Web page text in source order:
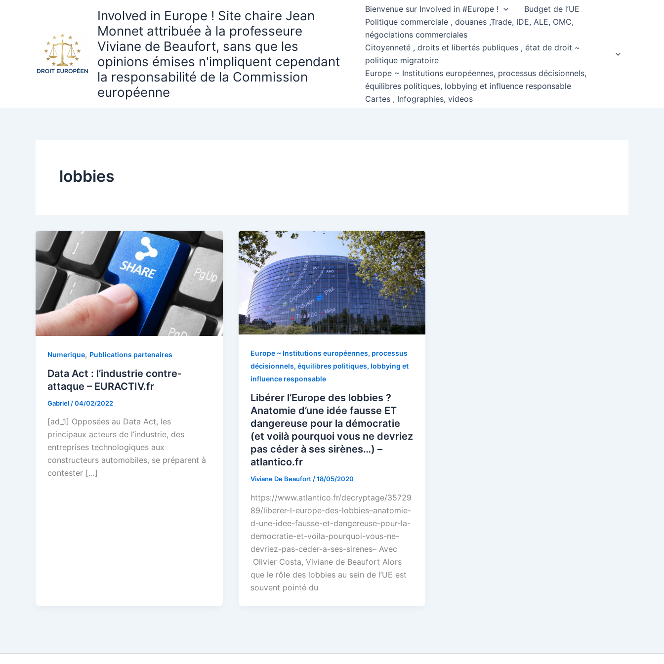
Involved in Europe ! Site chaire Jean
Monnet attribuée à la professeure
Viviane de Beaufort, sans que les
opinions émises n'impliquent cependant
la responsabilité de la Commission
européenne
Bienvenue sur Involved in #Europe !
Budget de l’UE
Politique commerciale , douanes ,Trade, IDE, ALE, OMC,
négociations commerciales
Citoyenneté , droits et libertés publiques , état de droit ~
politique migratoire
Europe ~ Institutions européennes, processus décisionnels,
équilibres politiques, lobbying et influence responsable
Cartes , Infographies, videos
lobbies
Numerique, Publications partenaires
Data Act : l’industrie contre-
attaque – EURACTIV.fr
Gabriel /04/02/2022
[ad_1] Opposées au Data Act, les
principaux acteurs de l’industrie, des
entreprises technologiques aux
constructeurs automobiles, se préparent à
contester […]
Europe ~ Institutions européennes, processus
décisionnels, équilibres politiques, lobbying et
influence responsable
Libérer l’Europe des lobbies ?
Anatomie d’une idée fausse ET
dangereuse pour la démocratie
(et voilà pourquoi vous ne devriez
pas céder à ses sirènes…) –
atlantico.fr
Viviane De Beaufort /18/05/2020
https://www.atlantico.fr/decryptage/35729
89/liberer-l-europe-des-lobbies–anatomie-
d-une-idee-fausse-et-dangereuse-pour-la-
democratie-et-voila-pourquoi-vous-ne-
devriez-pas-ceder-a-ses-sirenes– Avec
Olivier Costa, Viviane de Beaufort Alors
que le rôle des lobbies au sein de l’UE est
souvent pointé du